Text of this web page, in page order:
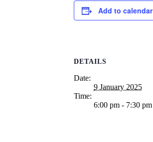
Add to calendar
DETAILS
Date:
9 January 2025
Time:
6:00 pm - 7:30 pm